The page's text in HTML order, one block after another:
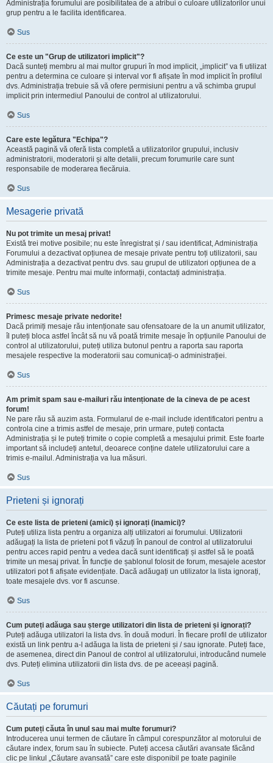
Administrația forumului are posibilitatea de a atribui o culoare utilizatorilor unui
grup pentru a le facilita identificarea.
Sus
Ce este un "Grup de utilizatori implicit"?
Dacă sunteți membru al mai multor grupuri în mod implicit, „implicit” va fi utilizat
pentru a determina ce culoare și interval vor fi afișate în mod implicit în profilul
dvs. Administrația trebuie să vă ofere permisiuni pentru a vă schimba grupul
implicit prin intermediul Panoului de control al utilizatorului.
Sus
Care este legătura "Echipa"?
Această pagină vă oferă lista completă a utilizatorilor grupului, inclusiv
administratorii, moderatorii și alte detalii, precum forumurile care sunt
responsabile de moderarea fiecăruia.
Sus
Mesagerie privată
Nu pot trimite un mesaj privat!
Există trei motive posibile; nu este înregistrat și / sau identificat, Administrația
Forumului a dezactivat opțiunea de mesaje private pentru toți utilizatorii, sau
Administrația a dezactivat pentru dvs. sau grupul de utilizatori opțiunea de a
trimite mesaje. Pentru mai multe informații, contactați administrația.
Sus
Primesc mesaje private nedorite!
Dacă primiți mesaje rău intenționate sau ofensatoare de la un anumit utilizator,
îl puteți bloca astfel încât să nu vă poată trimite mesaje în opțiunile Panoului de
control al utilizatorului, puteți utiliza butonul pentru a raporta sau raporta
mesajele respective la moderatorii sau comunicați-o administrației.
Sus
Am primit spam sau e-mailuri rău intenționate de la cineva de pe acest
forum!
Ne pare rău să auzim asta. Formularul de e-mail include identificatori pentru a
controla cine a trimis astfel de mesaje, prin urmare, puteți contacta
Administrația și le puteți trimite o copie completă a mesajului primit. Este foarte
important să includeți antetul, deoarece conține datele utilizatorului care a
trimis e-mailul. Administrația va lua măsuri.
Sus
Prieteni și ignorați
Ce este lista de prieteni (amici) și ignorați (inamici)?
Puteți utiliza lista pentru a organiza alți utilizatori ai forumului. Utilizatorii
adăugați la lista de prieteni pot fi văzuți în panoul de control al utilizatorului
pentru acces rapid pentru a vedea dacă sunt identificați și astfel să le poată
trimite un mesaj privat. În funcție de șablonul folosit de forum, mesajele acestor
utilizatori pot fi afișate evidențiate. Dacă adăugați un utilizator la lista ignorați,
toate mesajele dvs. vor fi ascunse.
Sus
Cum puteți adăuga sau șterge utilizatori din lista de prieteni și ignorați?
Puteți adăuga utilizatori la lista dvs. în două moduri. În fiecare profil de utilizator
există un link pentru a-l adăuga la lista de prieteni și / sau ignorate. Puteți face,
de asemenea, direct din Panoul de control al utilizatorului, introducând numele
dvs. Puteți elimina utilizatorii din lista dvs. de pe aceeași pagină.
Sus
Căutați pe forumuri
Cum puteți căuta în unul sau mai multe forumuri?
Introducerea unui termen de căutare în câmpul corespunzător al motorului de
căutare index, forum sau în subiecte. Puteți accesa căutări avansate făcând
clic pe linkul „Căutare avansată” care este disponibil pe toate paginile